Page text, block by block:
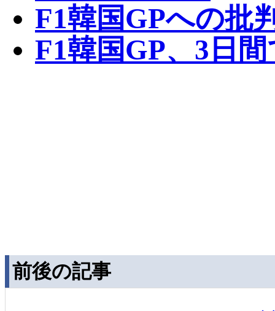
F1韓国GPへの批
F1韓国GP、3日
前後の記事